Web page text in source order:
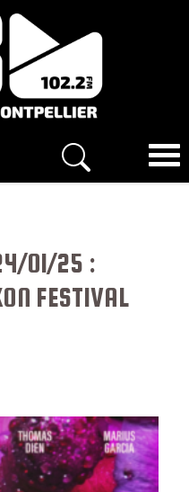
01/25 :
FESTIVAL